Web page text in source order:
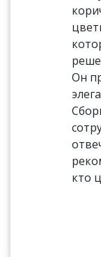
Он
кто